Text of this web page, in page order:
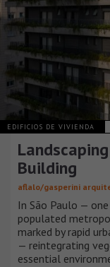
EDIFICIOS DE VIVIENDA
Building
aflalo/gasperini
In São Paulo —
populated
marked by rapid
— reintegrating
essential